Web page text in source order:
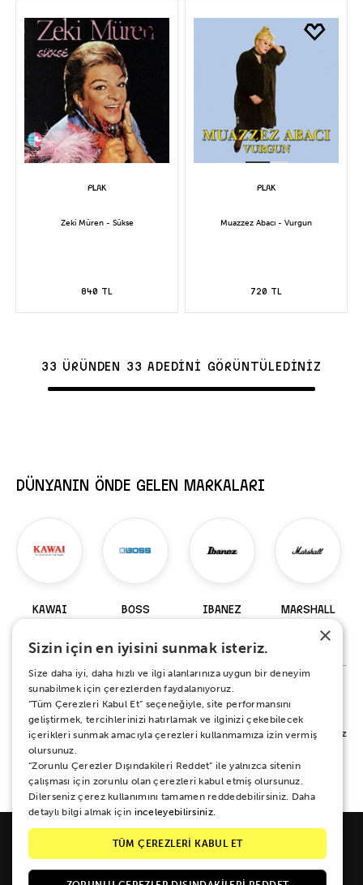
Zeki Müren - Sükse
840 TL
Muazzez Abacı - Vurgun
720 TL
33 ÜRÜNDEN 33 ADEDİNİ GÖRÜNTÜLEDİNİZ
DÜNYANIN ÖNDE GELEN MARKALARI
KAWAI BOSS IBANEZ MARSHALL
148 Ürün
%100 MEMNUNİYET SÖZÜ
Alışverişiniz sırasında ya da sonrasında koşulsuz mutluluğunuz için yanınızdayız.
Her ne sebeple olursa olsun 15 gün boyunca iade ve değişim garantisi Zuhal
Müzik güvencesinde.
×
Sizin için en iyisini sunmak isteriz.
Size daha iyi, daha hızlı ve ilgi alanlarınıza uygun bir deneyim
sunabilmek için çerezlerden faydalanıyoruz.
“Tüm Çerezleri Kabul Et” seçeneğiyle, site performansını
geliştirmek, tercihlerinizi hatırlamak ve ilginizi çekebilecek
içerikleri sunmak amacıyla çerezleri kullanmamıza izin vermiş
olursunuz.
“Zorunlu Çerezler Dışındakileri Reddet” ile yalnızca sitenin
çalışması için zorunlu olan çerezleri kabul etmiş olursunuz.
Dilerseniz çerez kullanımını tamamen reddedebilirsiniz. Daha
detaylı bilgi almak için inceleyebilirsiniz.
TÜM ÇEREZLERİ KABUL ET